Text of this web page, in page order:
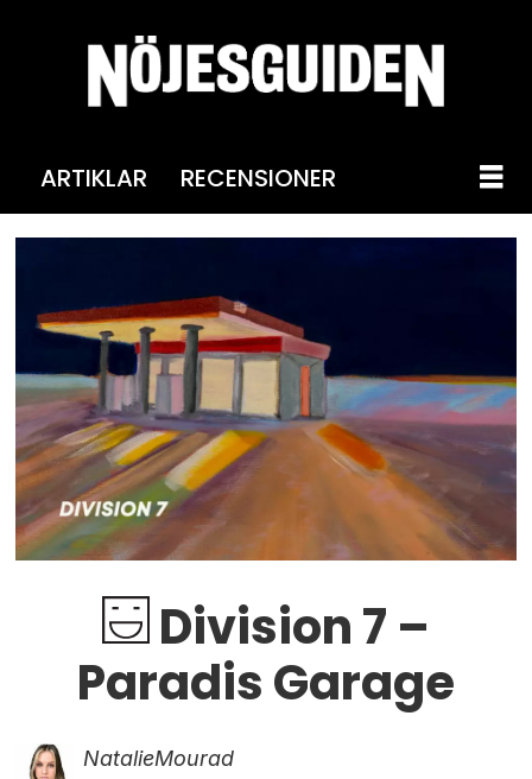
ARTIKLAR RECENSIONER
Division 7 –
Paradis Garage
NatalieMourad